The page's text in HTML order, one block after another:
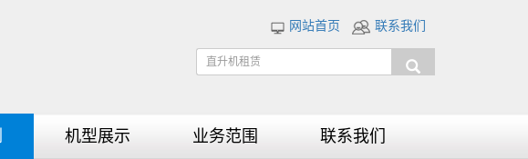
网站首页 联系我们
机型展示 业务范围 联系我们